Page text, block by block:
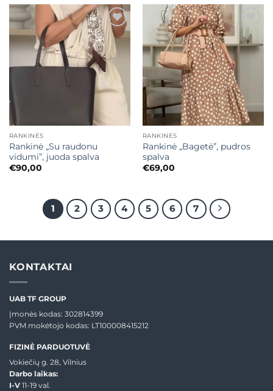
Mėgstamiausias
RANKINĖS
Rankinė „Su raudonu
vidumi”, juoda spalva
€90,00
Mėgstamiausias
RANKINĖS
Rankinė „Bagetė”, pudros
spalva
€69,00
1 2 3 4 5 6 7
KONTAKTAI
UAB TF GROUP
Įmonės kodas: 302814399
PVM mokėtojo kodas: LT100008415212
FIZINĖ PARDUOTUVĖ
Vokiečių g. 28, Vilnius
Darbo laikas:
I-V 11-19 val.